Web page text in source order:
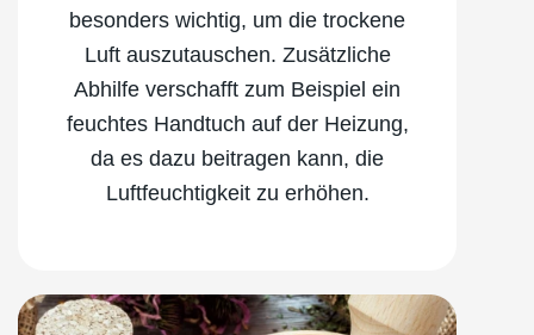
besonders wichtig, um die trockene
Luft auszutauschen. Zusätzliche
Abhilfe verschafft zum Beispiel ein
feuchtes Handtuch auf der Heizung,
da es dazu beitragen kann, die
Luftfeuchtigkeit zu erhöhen.